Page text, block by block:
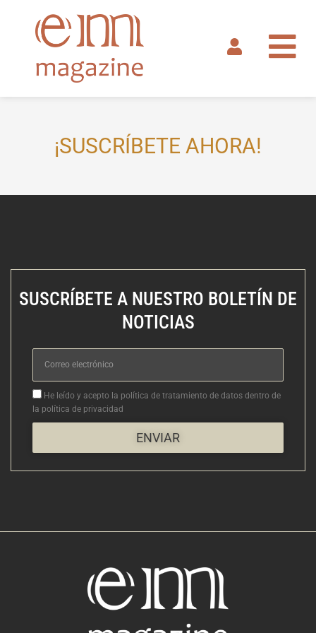
contenido
¡SUSCRÍBETE AHORA!
SUSCRÍBETE A NUESTRO BOLETÍN DE
NOTICIAS
Correo
electrónico
Aceptacion
He leído y acepto la política de tratamiento de datos dentro de
la política de privacidad
ENVIAR